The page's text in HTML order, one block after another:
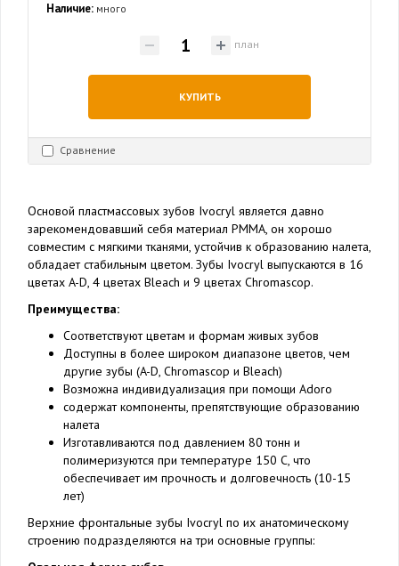
Наличие: много
план
КУПИТЬ
Сравнение
Основой пластмассовых зубов Ivocryl является давно
зарекомендовавший себя материал PMMA, он хорошо
совместим с мягкими тканями, устойчив к образованию налета,
обладает стабильным цветом. Зубы Ivocryl выпускаются в 16
цветах A-D, 4 цветах Bleach и 9 цветах Chromascop.
Преимущества:
Соответствуют цветам и формам живых зубов
Доступны в более широком диапазоне цветов, чем
другие зубы (A-D, Сhromascop и Bleach)
Возможна индивидуализация при помощи Adoro
содержат компоненты, препятствующие образованию
налета
Изготавливаются под давлением 80 тонн и
полимеризуются при температуре 150 С, что
обеспечивает им прочность и долговечность (10-15
лет)
Верхние фронтальные зубы Ivocryl по их анатомическому
строению подразделяются на три основные группы: